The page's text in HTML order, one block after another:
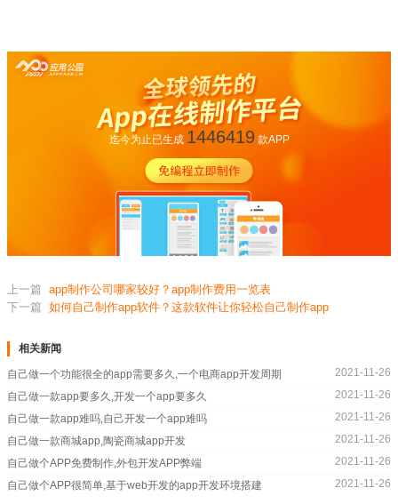
迄今为止已生成 1446419款APP
上一篇 app制作公司哪家较好？app制作费用一览表
下一篇 如何自己制作app软件？这款软件让你轻松自己制作app
相关新闻
自己做一个功能很全的app需要多久,一个电商app开发周期
2021-11-26
自己做一款app要多久,开发一个app要多久
2021-11-26
自己做一款app难吗,自己开发一个app难吗
2021-11-26
自己做一款商城app,陶瓷商城app开发
2021-11-26
自己做个APP免费制作,外包开发APP弊端
2021-11-26
自己做个APP很简单,基于web开发的app开发环境搭建
2021-11-26